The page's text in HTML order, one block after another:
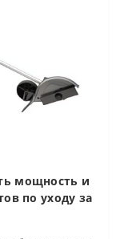
мощность и
по уходу за